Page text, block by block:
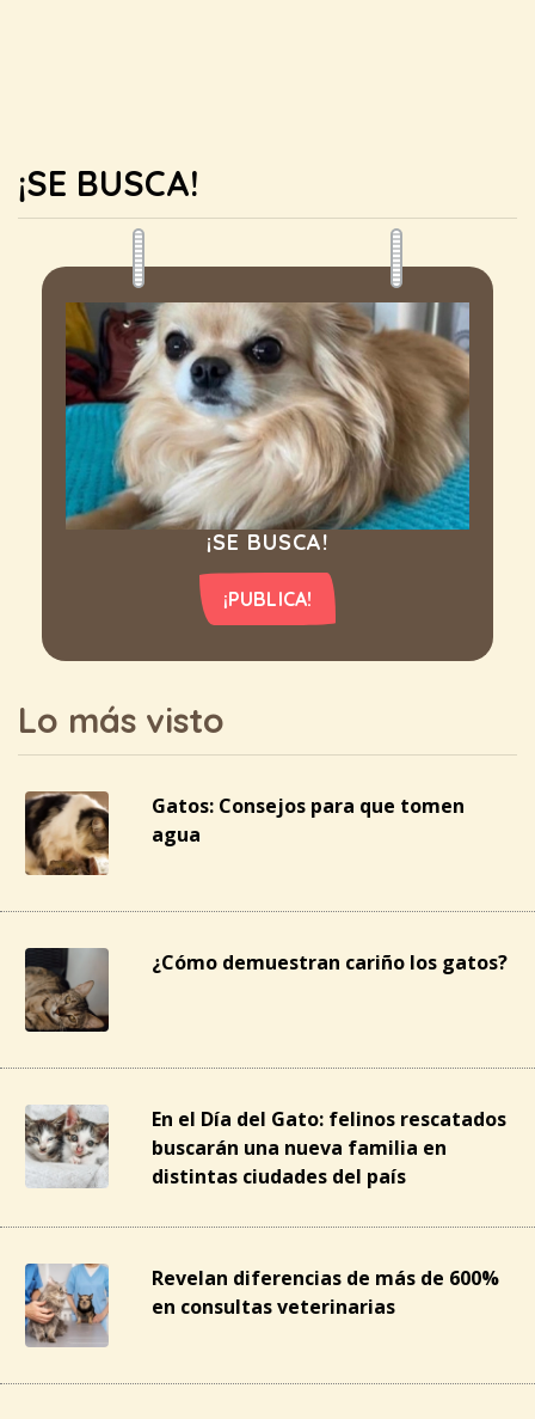
¡SE BUSCA!
¡SE BUSCA!
¡PUBLICA!
Lo más visto
Gatos: Consejos para que tomen
agua
¿Cómo demuestran cariño los gatos?
En el Día del Gato: felinos rescatados
buscarán una nueva familia en
distintas ciudades del país
Revelan diferencias de más de 600%
en consultas veterinarias